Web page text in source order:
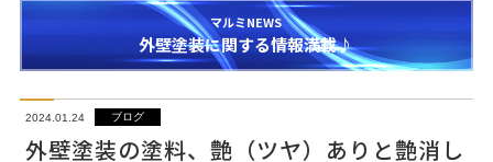
塗装あれこれ豆知識
マルミNEWS
外壁塗装に関する情報満載♪
2024.01.24 ブログ
外壁塗装の塗料、艶（ツヤ）ありと艶消し